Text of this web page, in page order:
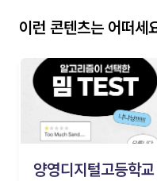
이런 콘텐츠는 어떠세
양영디지털고등학교